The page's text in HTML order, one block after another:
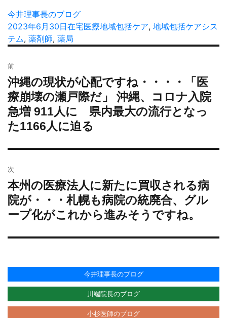
投
稿
者
今井理事長のブログ
投
稿
2023年6月30日カ
テ
在宅医療タ
地域包括ケア, 地域包括ケアシス
テム, 薬剤師, 薬局
稿
ナ
ビ
ゲ
ー
ョ
ン
前
過
去
の
投
稿:
沖縄の現状が心配ですね・・・・「医
療崩壊の瀬戸際だ」 沖縄、コロナ入院
急増 911人に 県内最大の流行となっ
た1166人に迫る
次
次
の
投
本州の医療法人に新たに買収される病
院が・・・札幌も病院の統廃合、グル
ープ化がこれから進みそうですね。
今井理事長のブログ
川端院長のブログ
小杉医師のブログ